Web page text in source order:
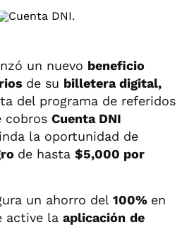
un nuevo beneficio
de su billetera digital,
del programa de referidos
cobros Cuenta DNI
la oportunidad de
de hasta $5,000 por
un ahorro del 100% en
active la aplicación de